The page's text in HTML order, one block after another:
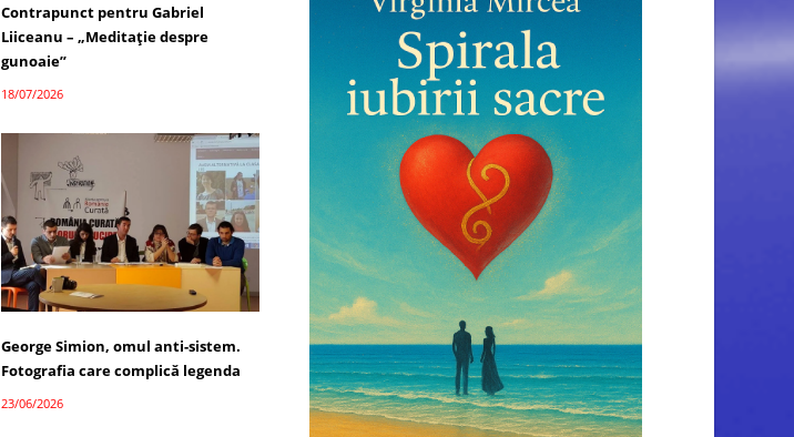
Contrapunct pentru Gabriel
Liiceanu – „Meditație despre
gunoaie”
18/07/2026
George Simion, omul anti-sistem.
Fotografia care complică legenda
23/06/2026